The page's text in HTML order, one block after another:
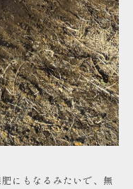
にもなるみたいで、無